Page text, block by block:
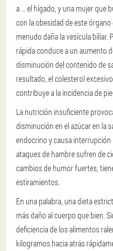
a ... el hígado, y una mujer que
con la obesidad de este
menudo daña la vesícula biliar.
rápida conduce a un aumento
disminución del contenido de
resultado, el colesterol
contribuye a la incidencia de
La nutrición insuficiente
disminución en el azúcar en la
endocrino y causa
ataques de hambre sufren de
cambios de humor fuertes,
estiramientos.
En una palabra, una dieta
más daño al cuerpo que bien.
deficiencia de los alimentos
kilogramos hacia atrás